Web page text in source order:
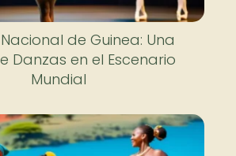
de Guinea: Una
Danzas en el Escenario
Mundial